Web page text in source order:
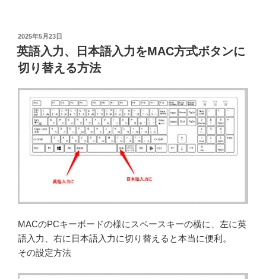
投
稿
日:
2025年5月23日
英語入力、日本語入力をMAC方式ボタンに
切り替える方法
MACのPCキーボードの様にスペースキーの横に、左に英
語入力、右に日本語入力に切り替えると本当に便利。
その設定方法